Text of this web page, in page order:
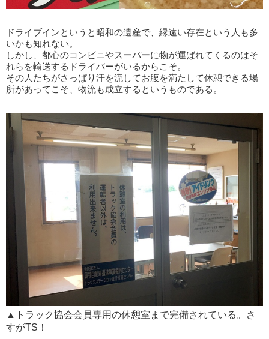
ドライブインというと昭和の遺産で、縁遠い存在という人も多
いかも知れない。
しかし、都心のコンビニやスーパーに物が運ばれてくるのはそ
れらを輸送するドライバーがいるからこそ。
その人たちがさっぱり汗を流してお腹を満たして休憩できる場
所があってこそ、物流も成立するというものである。
▲トラック協会会員専用の休憩室まで完備されている。さ
すがTS！